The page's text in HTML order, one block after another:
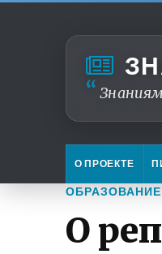
О ПРОЕКТЕ
ОБРАЗОВАНИЕ
О